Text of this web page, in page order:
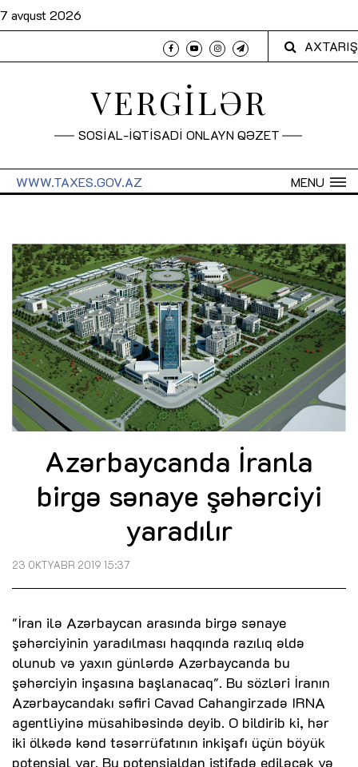
7 avqust 2026
AXTARIŞ
VERGİLƏR
SOSİAL-İQTİSADİ ONLAYN QƏZET
MENU
WWW.TAXES.GOV.AZ
Azərbaycanda İranla
birgə sənaye şəhərciyi
yaradılır
23 OKTYABR 2019 15:37
"İran ilə Azərbaycan arasında birgə sənaye
şəhərciyinin yaradılması haqqında razılıq əldə
olunub və yaxın günlərdə Azərbaycanda bu
şəhərciyin inşasına başlanacaq". Bu sözləri İranın
Azərbaycandakı səfiri Cavad Cahangirzadə IRNA
agentliyinə müsahibəsində deyib. O bildirib ki, hər
iki ölkədə kənd təsərrüfatının inkişafı üçün böyük
potensial var. Bu potensialdan istifadə ediləcək və